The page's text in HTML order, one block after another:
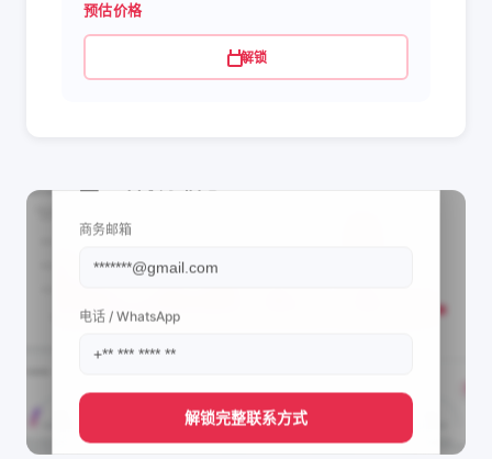
预估价格
解锁
商务邮箱
电话 / WhatsApp
解锁完整联系方式